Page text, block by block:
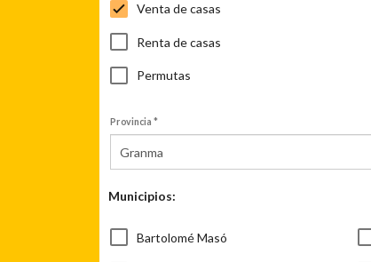
Venta de casas
Renta de casas
Permutas
Provincia *
Granma
Municipios:
Bartolomé Masó